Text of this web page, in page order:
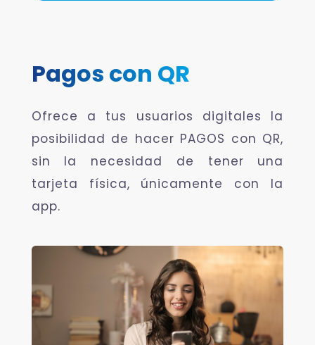
Pagos con QR
Ofrece a tus usuarios digitales la
posibilidad de hacer PAGOS con QR,
sin la necesidad de tener una
tarjeta física, únicamente con la
app.